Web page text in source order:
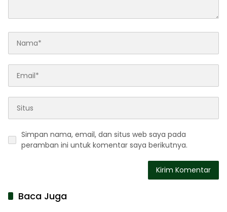
Simpan nama, email, dan situs web saya pada
peramban ini untuk komentar saya berikutnya.
Baca Juga